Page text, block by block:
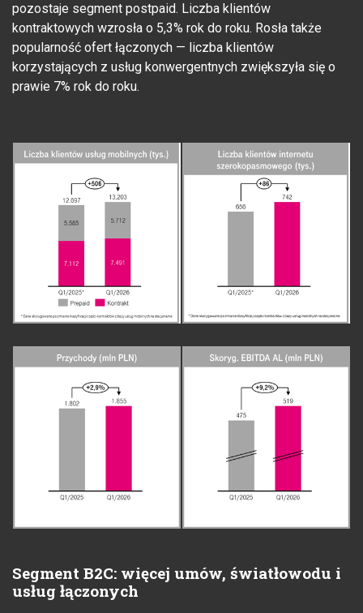
pozostaje segment postpaid. Liczba klientów
kontraktowych wzrosła o 5,3% rok do roku. Rosła także
popularność ofert łączonych — liczba klientów
korzystających z usług konwergentnych zwiększyła się o
prawie 7% rok do roku.
Segment B2C: więcej umów, światłowodu i
usług łączonych